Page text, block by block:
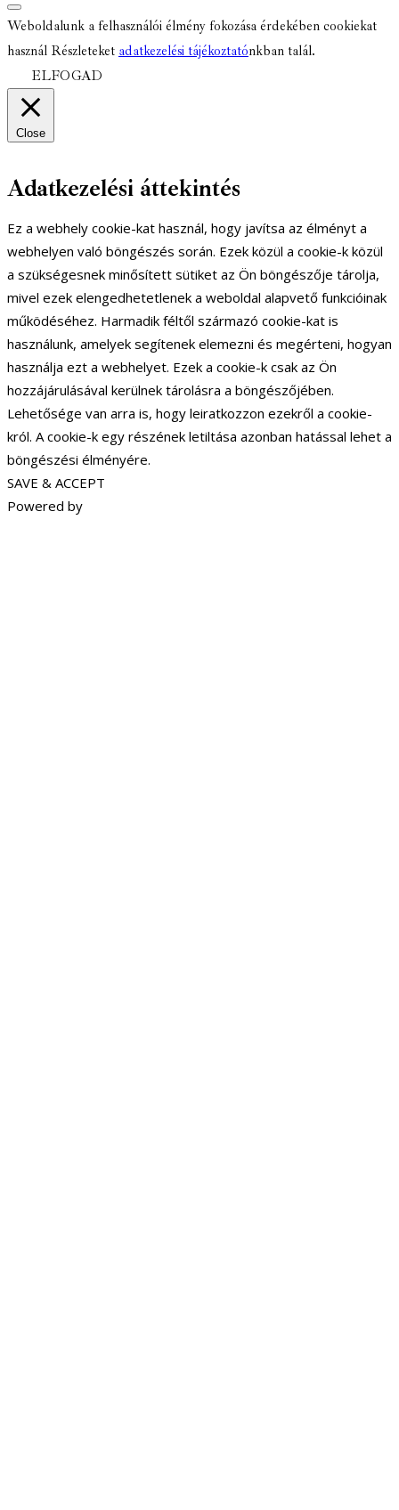
Weboldalunk a felhasználói élmény fokozása érdekében cookiekat
használ Részleteket adatkezelési tájékoztatónkban talál.
ELFOGAD
Close
Adatkezelési áttekintés
Ez a webhely cookie-kat használ, hogy javítsa az élményt a
webhelyen való böngészés során. Ezek közül a cookie-k közül
a szükségesnek minősített sütiket az Ön böngészője tárolja,
mivel ezek elengedhetetlenek a weboldal alapvető funkcióinak
működéséhez. Harmadik féltől származó cookie-kat is
használunk, amelyek segítenek elemezni és megérteni, hogyan
használja ezt a webhelyet. Ezek a cookie-k csak az Ön
hozzájárulásával kerülnek tárolásra a böngészőjében.
Lehetősége van arra is, hogy leiratkozzon ezekről a cookie-
król. A cookie-k egy részének letiltása azonban hatással lehet a
böngészési élményére.
SAVE & ACCEPT
Powered by